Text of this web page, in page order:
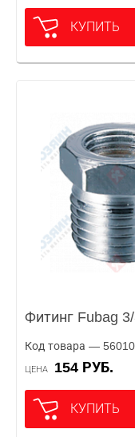
КУПИТЬ
Фитинг Fubag
Код товара —
ЦЕНА 154 РУБ.
КУПИТЬ